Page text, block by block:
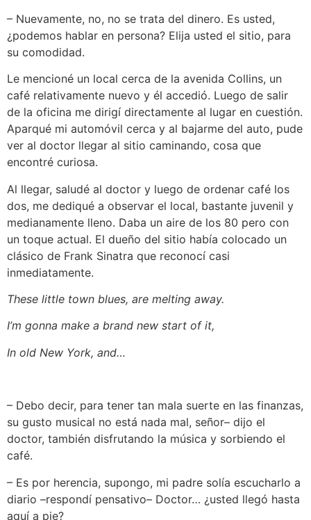
– Nuevamente, no, no se trata del dinero. Es usted,
¿podemos hablar en persona? Elija usted el sitio, para
su comodidad.
Le mencioné un local cerca de la avenida Collins, un
café relativamente nuevo y él accedió. Luego de salir
de la oficina me dirigí directamente al lugar en cuestión.
Aparqué mi automóvil cerca y al bajarme del auto, pude
ver al doctor llegar al sitio caminando, cosa que
encontré curiosa.
Al llegar, saludé al doctor y luego de ordenar café los
dos, me dediqué a observar el local, bastante juvenil y
medianamente lleno. Daba un aire de los 80 pero con
un toque actual. El dueño del sitio había colocado un
clásico de Frank Sinatra que reconocí casi
inmediatamente.
These little town blues, are melting away.
I’m gonna make a brand new start of it,
In old New York, and…
– Debo decir, para tener tan mala suerte en las finanzas,
su gusto musical no está nada mal, señor– dijo el
doctor, también disfrutando la música y sorbiendo el
café.
– Es por herencia, supongo, mi padre solía escucharlo a
diario –respondí pensativo– Doctor… ¿usted llegó hasta
aquí a pie?